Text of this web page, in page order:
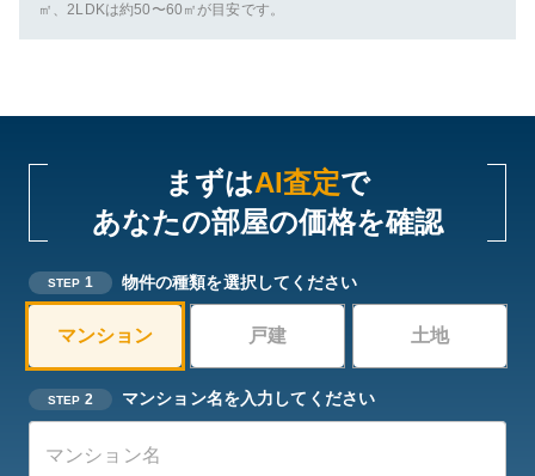
㎡、2LDKは約50〜60㎡が目安です。
まずはAI査定で
あなたの部屋の価格を確認
STEP 1 物件の種類を選択してください
マンション 戸建 土地
STEP 2 マンション名を入力してください